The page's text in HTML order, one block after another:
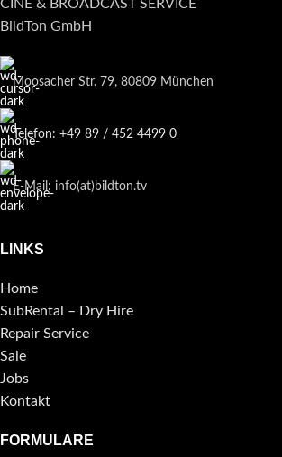
CINE & BROADCAST SERVICE
BildTon GmbH
Moosacher Str. 79, 80809 München
Telefon: +49 89 / 452 4499 0
E-Mail: info(at)bildton.tv
LINKS
Home
SubRental – Dry Hire
Repair Service
Sale
Jobs
Kontakt
FORMULARE